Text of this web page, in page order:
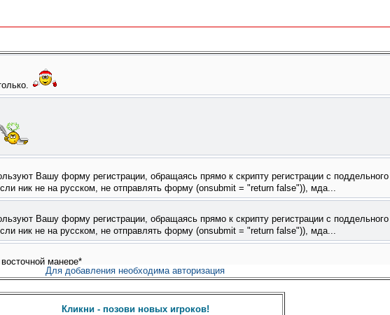
Для добавления необходима авторизация
Кликни - позови новых игроков!